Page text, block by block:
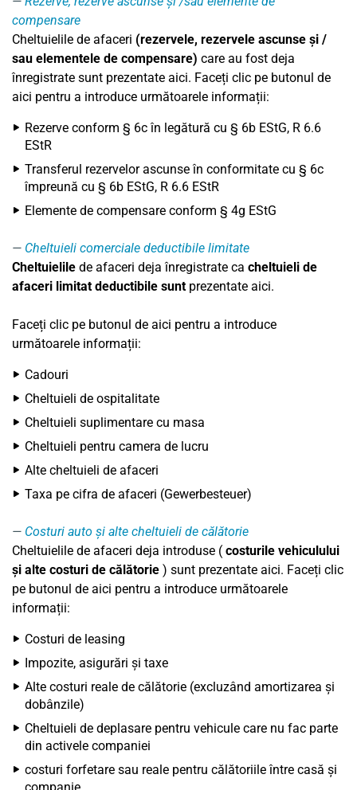
compensare
Cheltuielile de afaceri (rezervele, rezervele ascunse și /
sau elementele de compensare) care au fost deja
înregistrate sunt prezentate aici. Faceți clic pe butonul de
aici pentru a introduce următoarele informații:
Rezerve conform § 6c în legătură cu § 6b EStG, R 6.6
EStR
Transferul rezervelor ascunse în conformitate cu § 6c
împreună cu § 6b EStG, R 6.6 EStR
Elemente de compensare conform § 4g EStG
Cheltuieli comerciale deductibile limitate
Cheltuielile de afaceri deja înregistrate ca cheltuieli de
afaceri limitat deductibile suntprezentate aici.
Faceți clic pe butonul de aici pentru a introduce
următoarele informații:
Cadouri
Cheltuieli de ospitalitate
Cheltuieli suplimentare cu masa
Cheltuieli pentru camera de lucru
Alte cheltuieli de afaceri
Taxa pe cifra de afaceri (Gewerbesteuer)
Costuri auto și alte cheltuieli de călătorie
Cheltuielile de afaceri deja introduse ( costurile vehiculului
și alte costuri de călătorie ) sunt prezentate aici. Faceți clic
pe butonul de aici pentru a introduce următoarele
informații:
Costuri de leasing
Impozite, asigurări și taxe
Alte costuri reale de călătorie (excluzând amortizarea și
dobânzile)
Cheltuieli de deplasare pentru vehicule care nu fac parte
din activele companiei
costuri forfetare sau reale pentru călătoriile între casă și